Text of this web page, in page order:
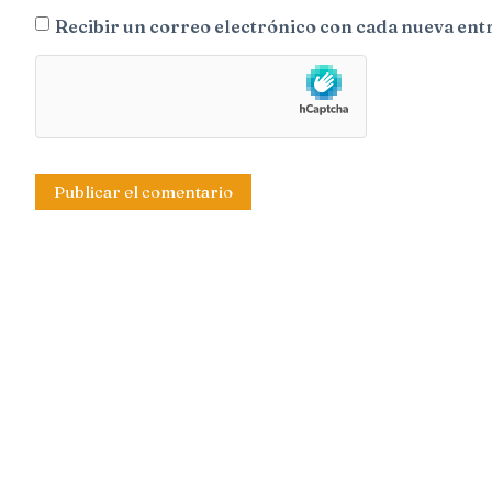
Recibir un correo electrónico con cada nueva